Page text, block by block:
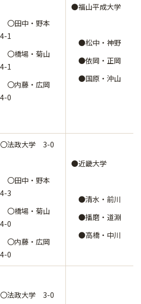
〇田中・野本
4-1
〇橋場・菊山
4-1
〇内藤・広岡
4-0
●福山平成大学
●松中・神野
●依岡・正岡
●国原・沖山
〇法政大学 3-0
〇田中・野本
4-3
〇橋場・菊山
4-0
〇内藤・広岡
4-0
●近畿大学
●清水・前川
●播磨・道淵
●高橋・中川
〇法政大学 3-0